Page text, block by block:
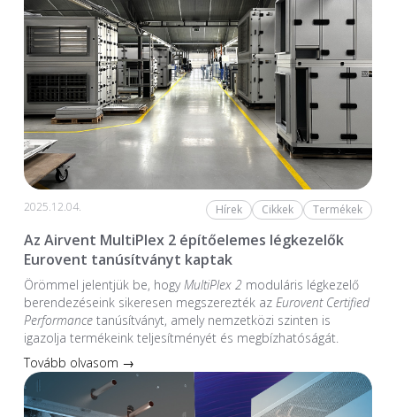
2025.12.04. Hírek Cikkek Termékek
Az Airvent MultiPlex 2 építőelemes légkezelők
Eurovent tanúsítványt kaptak
Örömmel jelentjük be, hogyMultiPlex 2moduláris légkezelő
berendezéseink sikeresen megszerezték az Eurovent Certified
Performancetanúsítványt, amely nemzetközi szinten is
igazolja termékeink teljesítményét és megbízhatóságát.
Tovább olvasom →